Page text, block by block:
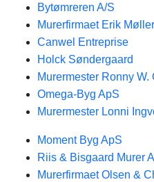
Bytømreren A/S
Murerfirmaet Erik
Canwel Entreprise
Holck Søndergaard
Murermester Ronny W.
Omega-Byg ApS
Murermester Lonni
Moment Byg ApS
Riis & Bisgaard Murer
Murerfirmaet Olsen &